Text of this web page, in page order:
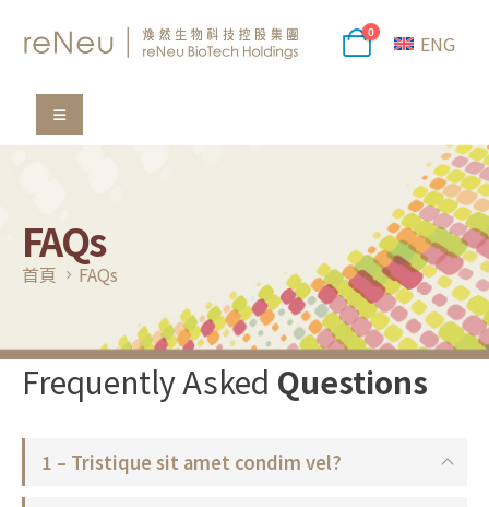
0 ENG
FAQs
首頁 FAQs
Frequently Asked Questions
1 – Tristique sit amet condim vel?